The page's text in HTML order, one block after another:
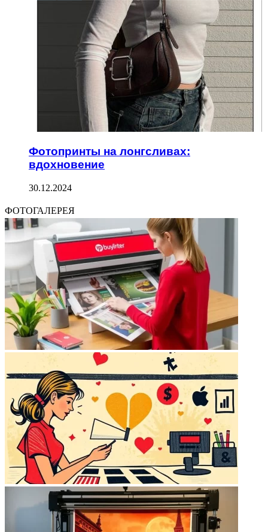
Фотопринты на лонгсливах:
вдохновение
30.12.2024
ФОТОГАЛЕРЕЯ